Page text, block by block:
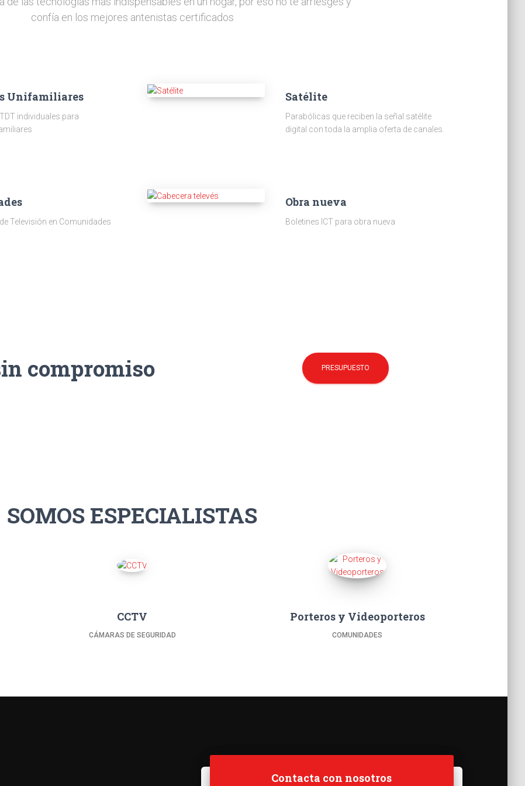
confía en los mejores antenistas certificados
Unifamiliares
individuales para
Satélite
Parabólicas que reciben la señal satélite
digital con toda la amplia oferta de canales.
Televisión en Comunidades
Obra nueva
Boletines ICT para obra nueva
compromiso PRESUPUESTO
SOMOS ESPECIALISTAS
CCTV
CÁMARAS DE SEGURIDAD
Porteros y Videoporteros
COMUNIDADES
Contacta con nosotros